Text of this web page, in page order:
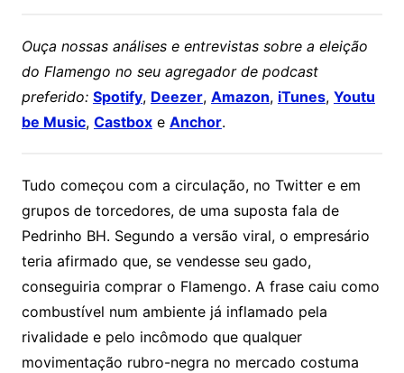
Ouça nossas análises e entrevistas sobre a eleição
do Flamengo no seu agregador de podcast
preferido: Spotify, Deezer, Amazon, iTunes, Youtu
be Music, Castboxe Anchor.
Tudo começou com a circulação, no Twitter e em
grupos de torcedores, de uma suposta fala de
Pedrinho BH. Segundo a versão viral, o empresário
teria afirmado que, se vendesse seu gado,
conseguiria comprar o Flamengo. A frase caiu como
combustível num ambiente já inflamado pela
rivalidade e pelo incômodo que qualquer
movimentação rubro-negra no mercado costuma